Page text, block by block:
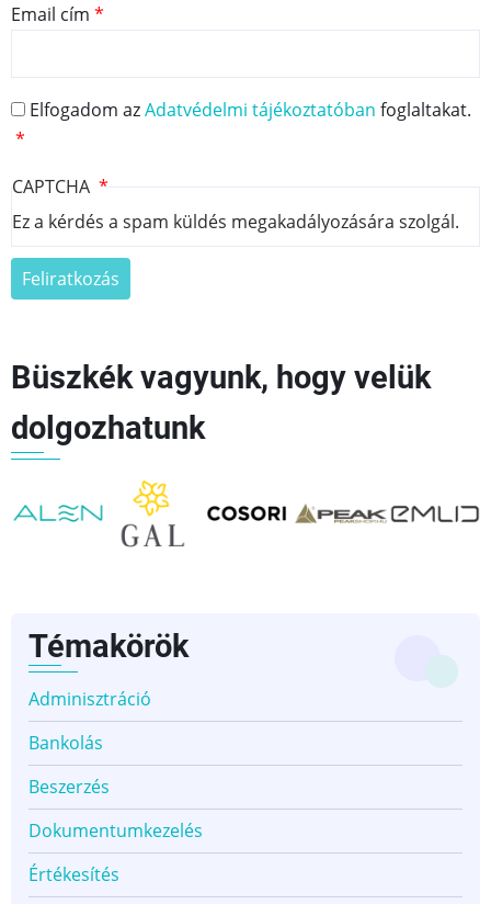
Email cím
Elfogadom azAdatvédelmi tájékoztatóban foglaltakat.
CAPTCHA
Ez a kérdés a spam küldés megakadályozására szolgál.
Büszkék vagyunk, hogy velük
dolgozhatunk
Témakörök
Adminisztráció
Bankolás
Beszerzés
Dokumentumkezelés
Értékesítés